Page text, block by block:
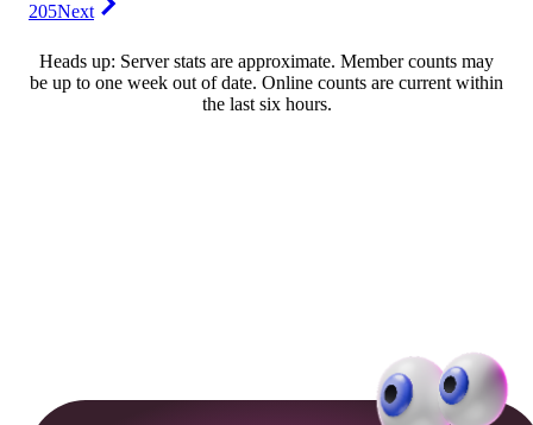
205Next
Heads up: Server stats are approximate. Member counts may
be up to one week out of date. Online counts are current within
the last six hours.